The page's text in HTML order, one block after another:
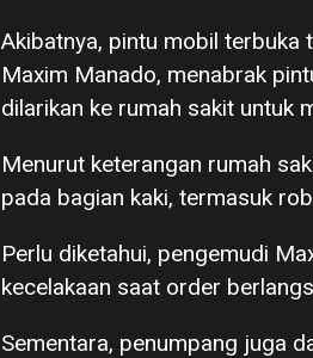
Akibatnya, pintu mobil terbuka
Maxim Manado, menabrak
dilarikan ke rumah sakit untuk
Menurut keterangan rumah
pada bagian kaki, termasuk
Perlu diketahui, pengemudi
kecelakaan saat order
Sementara, penumpang juga